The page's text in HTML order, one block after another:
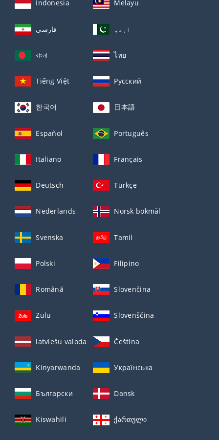
Indonesia Melayu
فارسی اردو
বাংলা ไทย
Tiếng Việt Русский
한국어 日本語
Español Português
Italiano Français
Deutsch Türkçe
Nederlands Norsk bokmål
Svenska Tamil
Polski Filipino
Română Slovenčina
Zulu Slovenščina
latviešu valoda Čeština
Kinyarwanda Українська
Български Dansk
Kiswahili ქართული